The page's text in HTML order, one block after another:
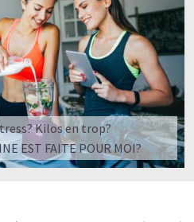
Kilos en trop?
EST FAITE POUR MOI?